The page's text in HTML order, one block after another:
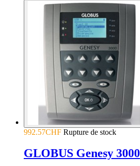
992.57CHF Rupture de stock
GLOBUS Genesy 3000